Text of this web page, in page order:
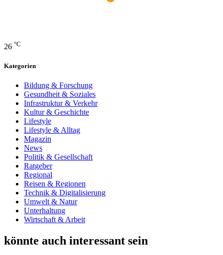
26 °C
Kategorien
Bildung & Forschung
Gesundheit & Soziales
Infrastruktur & Verkehr
Kultur & Geschichte
Lifestyle
Lifestyle & Alltag
Magazin
News
Politik & Gesellschaft
Ratgeber
Regional
Reisen & Regionen
Technik & Digitalisierung
Umwelt & Natur
Unterhaltung
Wirtschaft & Arbeit
könnte auch interessant sein